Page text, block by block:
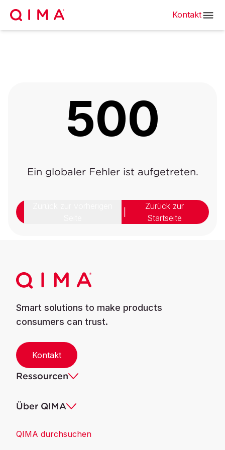
Kontakt
500
Ein globaler Fehler ist aufgetreten.
Zurück zur
Startseite
Smart solutions to make products
consumers can trust.
Kontakt
Ressourcen
Über QIMA
QIMA durchsuchen